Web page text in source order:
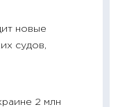
новые
судов,
2 млн